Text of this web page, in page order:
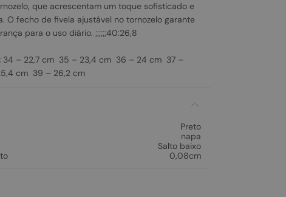
que acrescentam um toque sofisticado e
O fecho de fivela ajustável no tornozelo garante
para o uso diário. ;;;;;;40:26,8
34 – 22,7 cm 35 – 23,4 cm 36 – 24 cm 37 –
cm 39 – 26,2 cm
Preto
napa
Salto baixo
0,08cm